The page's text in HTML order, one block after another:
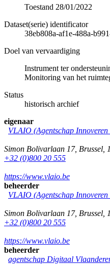
Toestand 28/01/2022
Dataset(serie) identificator
38eb808a-af1e-488a-
Doel van vervaardiging
Instrument ter
Monitoring van het
Status
historisch archief
eigenaar
VLAIO (Agentschap
Simon Bolivarlaan 17, Brussel
+32 (0)800 20 555
https://www.vlaio.be
beheerder
VLAIO (Agentschap
Simon Bolivarlaan 17, Brussel
+32 (0)800 20 555
https://www.vlaio.be
beheerder
agentschap Digitaal